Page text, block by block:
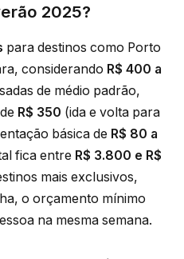
2025?
para destinos como Porto
considerando R$ 400 a
de médio padrão,
R$ 350 (ida e volta para
básica de R$ 80 a
fica entre R$ 3.800 e R$
mais exclusivos,
o orçamento mínimo
na mesma semana.